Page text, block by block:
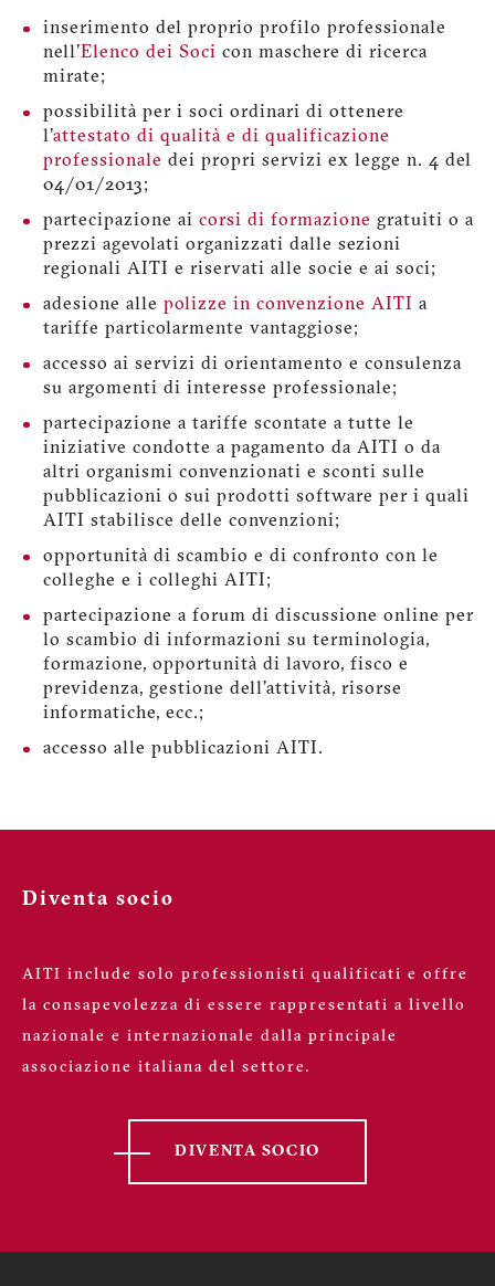
inserimento del proprio profilo professionale
nell'Elenco dei Soci con maschere di ricerca
mirate;
possibilità per i soci ordinari di ottenere
l'attestato di qualità e di qualificazione
professionale dei propri servizi ex legge n. 4 del
04/01/2013;
partecipazione ai corsi di formazione gratuiti o a
prezzi agevolati organizzati dalle sezioni
regionali AITI e riservati alle socie e ai soci;
adesione alle polizze in convenzione AITI a
tariffe particolarmente vantaggiose;
accesso ai servizi di orientamento e consulenza
su argomenti di interesse professionale;
partecipazione a tariffe scontate a tutte le
iniziative condotte a pagamento da AITI o da
altri organismi convenzionati e sconti sulle
pubblicazioni o sui prodotti software per i quali
AITI stabilisce delle convenzioni;
opportunità di scambio e di confronto con le
colleghe e i colleghi AITI;
partecipazione a forum di discussione online per
lo scambio di informazioni su terminologia,
formazione, opportunità di lavoro, fisco e
previdenza, gestione dell'attività, risorse
informatiche, ecc.;
accesso alle pubblicazioni AITI.
Diventa socio
AITI include solo professionisti qualificati e offre
la consapevolezza di essere rappresentati a livello
nazionale e internazionale dalla principale
associazione italiana del settore.
DIVENTA SOCIO